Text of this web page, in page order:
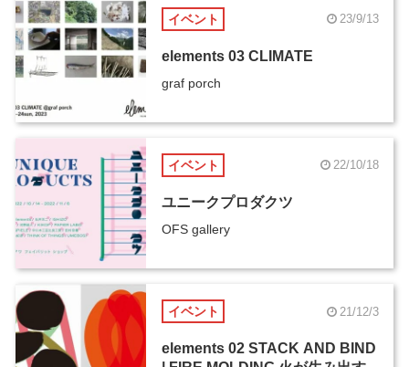
イベント 23/9/13
elements 03 CLIMATE
graf porch
イベント 22/10/18
ユニークプロダクツ
OFS gallery
イベント 21/12/3
elements 02 STACK AND BIND